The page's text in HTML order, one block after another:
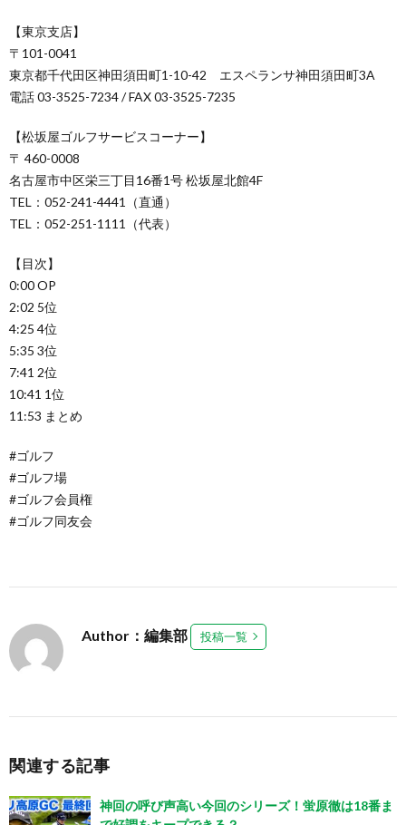
【東京支店】
〒101-0041
東京都千代田区神田須田町1-10-42 エスペランサ神田須田町3A
電話 03-3525-7234 / FAX 03-3525-7235
【松坂屋ゴルフサービスコーナー】
〒 460-0008
名古屋市中区栄三丁目16番1号 松坂屋北館4F
TEL：052-241-4441（直通）
TEL：052-251-1111（代表）
【目次】
0:00 OP
2:02 5位
4:25 4位
5:35 3位
7:41 2位
10:41 1位
11:53 まとめ
#ゴルフ
#ゴルフ場
#ゴルフ会員権
#ゴルフ同友会
Author：編集部 投稿一覧
関連する記事
神回の呼び声高い今回のシリーズ！蛍原徹は18番ま